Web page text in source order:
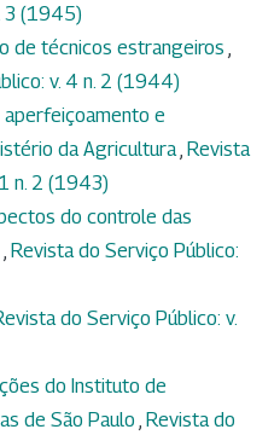
3 (1945)
de técnicos estrangeiros ,
v. 4 n. 2 (1944)
aperfeiçoamento e
da Agricultura, Revista
n. 2 (1943)
do controle das
, Revista do Serviço Público:
do Serviço Público: v.
do Instituto de
de São Paulo , Revista do